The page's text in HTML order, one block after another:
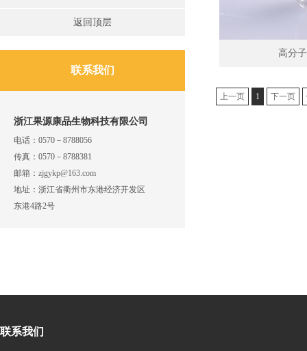
返回顶层
联系我们
浙江果源康品生物科技有限公司
电话： 0570－8788056
传真： 0570－8788381
邮箱： zjgykp@163.com
地址： 浙江省衢州市东港经济开发区
东港4路2号
高分
上一页 1 下一页
联系我们